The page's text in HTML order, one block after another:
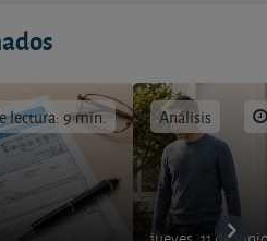
lectura: 9 min. Análisis